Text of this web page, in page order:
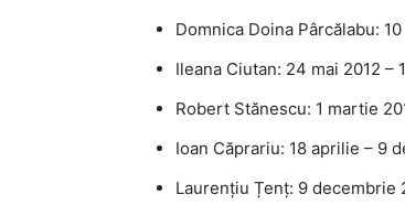
Domnica Doina Pârcălabu:
Ileana Ciutan: 24 mai 2012 –
Robert Stănescu: 1 martie
Ioan Căprariu: 18 aprilie – 9
Laurențiu Țenț: 9 decembrie